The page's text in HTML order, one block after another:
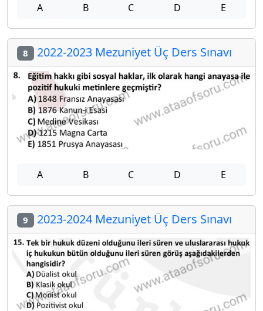
A B C D E
8 2022-2023 Mezuniyet Üç Ders Sınavı
A B C D E
9 2023-2024 Mezuniyet Üç Ders Sınavı